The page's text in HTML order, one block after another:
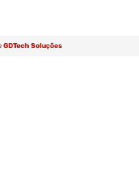
GDTech Soluções